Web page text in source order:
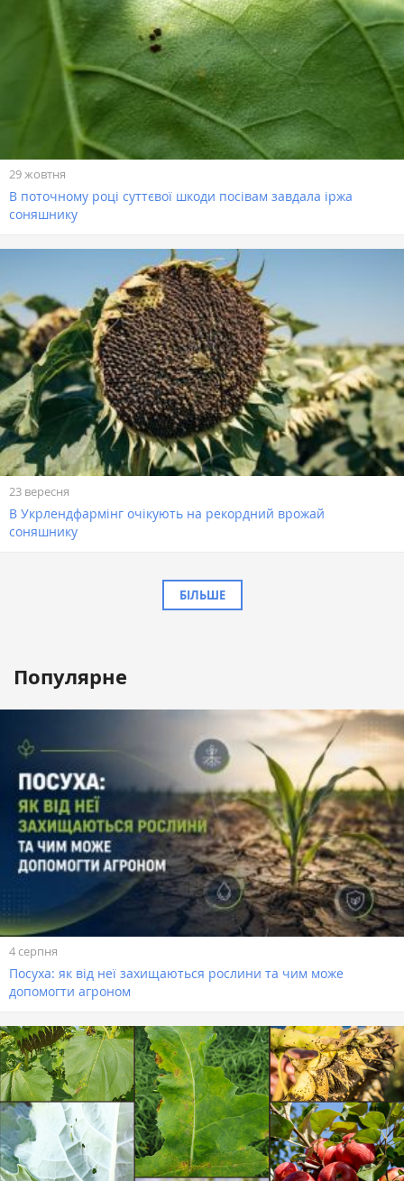
29 жовтня
В поточному році суттєвої шкоди посівам завдала іржа
соняшнику
23 вересня
В Укрлендфармінг очікують на рекордний врожай
соняшнику
БІЛЬШЕ
Популярне
4 серпня
Посуха: як від неї захищаються рослини та чим може
допомогти агроном